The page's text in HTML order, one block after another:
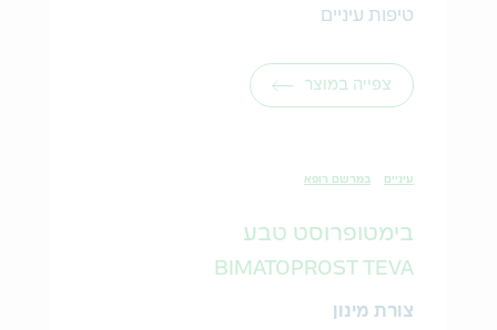
טיפות עיניים
צפייה במוצר
עיניים במרשם רופא
בימטופרוסט טבע
BIMATOPROST TEVA
צורת מינון